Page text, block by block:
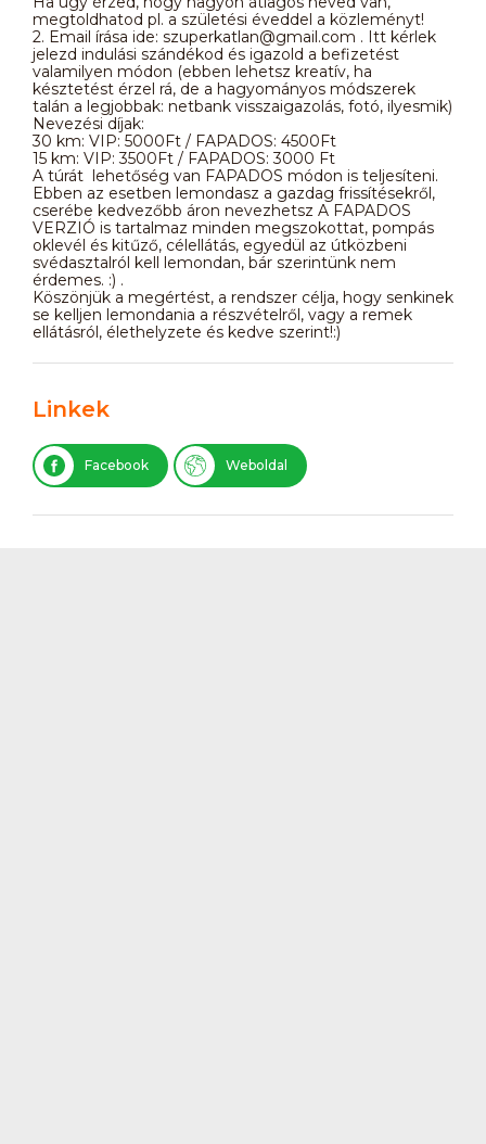
megtoldhatod pl. a születési éveddel a közleményt!
2. Email írása ide: szuperkatlan@gmail.com . Itt kérlek
jelezd indulási szándékod és igazold a befizetést
valamilyen módon (ebben lehetsz kreatív, ha
késztetést érzel rá, de a hagyományos módszerek
talán a legjobbak: netbank visszaigazolás, fotó, ilyesmik)
Nevezési díjak:
30 km: VIP: 5000Ft / FAPADOS: 4500Ft
15 km: VIP: 3500Ft / FAPADOS: 3000 Ft
A túrát lehetőség van FAPADOS módon is teljesíteni.
Ebben az esetben lemondasz a gazdag frissítésekről,
cserébe kedvezőbb áron nevezhetsz A FAPADOS
VERZIÓ is tartalmaz minden megszokottat, pompás
oklevél és kitűző, célellátás, egyedül az útközbeni
svédasztalról kell lemondan, bár szerintünk nem
érdemes. :) .
Köszönjük a megértést, a rendszer célja, hogy senkinek
se kelljen lemondania a részvételről, vagy a remek
ellátásról, élethelyzete és kedve szerint!:)
Linkek
Facebook Weboldal